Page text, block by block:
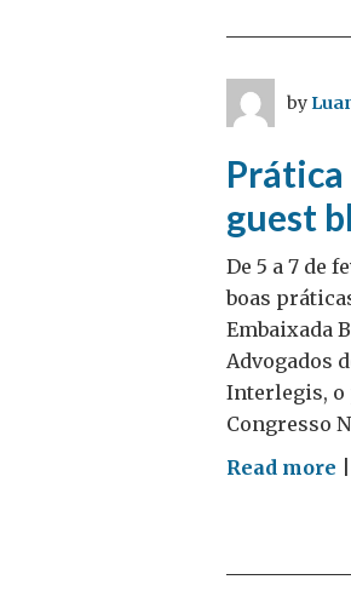
by
Prática
guest
De 5 a 7 de
boas
Embaixada
Advogados
Interlegis, o
Congresso
Read more